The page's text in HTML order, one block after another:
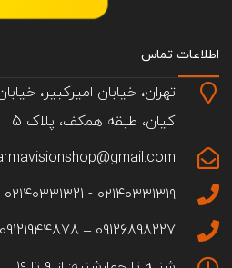
اطلاعات تماس
تهران، خیابان امیرکبیر،
کیان، طبقه همکف، پلاک 5
۰۲۱۴۰۳۳۱۳۱۹ - ۰۲۱۴۰۳۳۱۳21
09126898227 – 09121944878